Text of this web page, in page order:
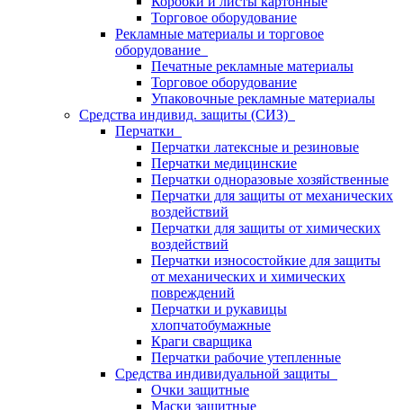
Торговое оборудование
Рекламные материалы и торговое
оборудование
Печатные рекламные материалы
Торговое оборудование
Упаковочные рекламные материалы
Средства индивид. защиты (СИЗ)
Перчатки
Перчатки латексные и резиновые
Перчатки медицинские
Перчатки одноразовые хозяйственные
Перчатки для защиты от механических
воздействий
Перчатки для защиты от химических
воздействий
Перчатки износостойкие для защиты
от механических и химических
повреждений
Перчатки и рукавицы
хлопчатобумажные
Краги сварщика
Перчатки рабочие утепленные
Средства индивидуальной защиты
Очки защитные
Маски защитные